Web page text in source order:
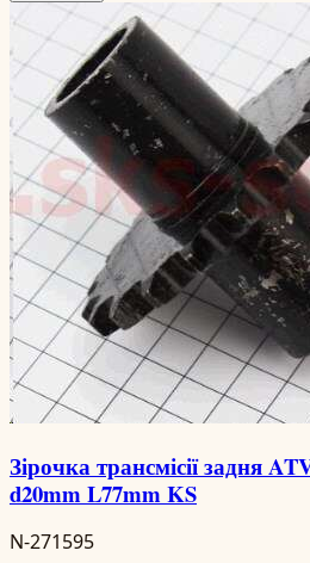
Зірочка трансмісії задня
d20mm L77mm KS
N-271595